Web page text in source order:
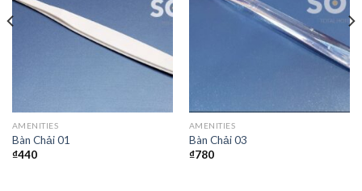
AMENITIES
Bàn Chải 01
₫440
AMENITIES
Bàn Chải 03
₫780